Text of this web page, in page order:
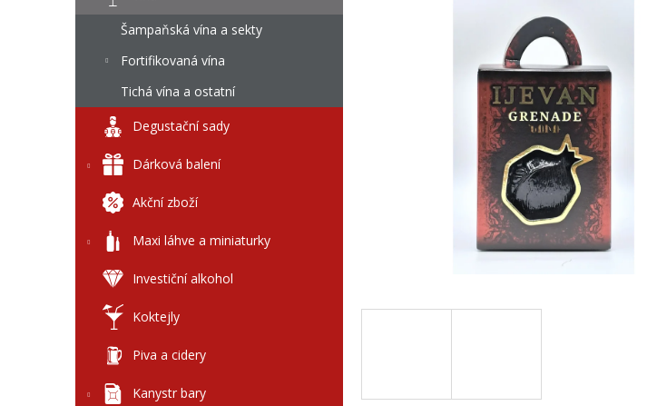
n
Šampaňská vína a sekty
Fortifikovaná vína
Tichá vína a ostatní
Degustační sady
Dárková balení
Akční zboží
Maxi láhve a miniaturky
Investiční alkohol
Koktejly
Piva a cidery
Kanystr bary